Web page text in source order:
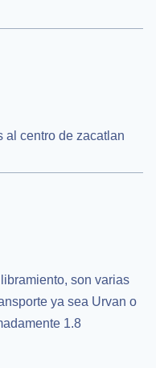
al centro de zacatlan
son varias
ya sea Urvan o
1.8